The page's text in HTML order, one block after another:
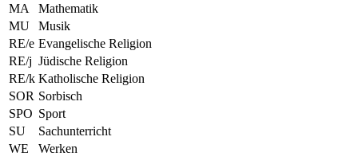
MA
Mathematik
MU
Musik
RE/e Evangelische Religion
RE/j Jüdische Religion
RE/k Katholische Religion
SOR Sorbisch
SPO Sport
SU
Sachunterricht
WE
Werken